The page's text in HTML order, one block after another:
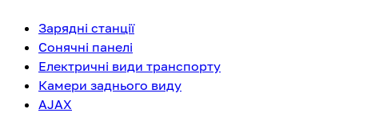
Зарядні станції
Сонячні панелі
Електричні види транспорту
Камери заднього виду
AJAX